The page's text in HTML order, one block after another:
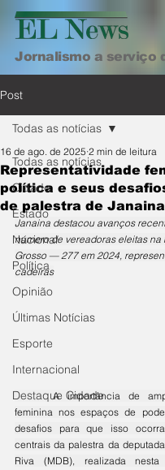
Jornalismo a serviço
Post
Todas as notícias
Cidade
Estado
Nacional
Política
Opinião
Últimas Notícias
Esporte
Internacional
Destaque Cidade
Todas as notícias
Representatividade
política e seus
de palestra de
16 de ago. de 2025 2 min de leitura
Janaina destacou avanços
número de vereadoras eleitas na
Grosso — 277 em 2024,
cadeiras
	A importância de ampliar a presença
feminina nos espaços de
desafios para que isso
centrais da palestra da
Riva (MDB), realizada nesta